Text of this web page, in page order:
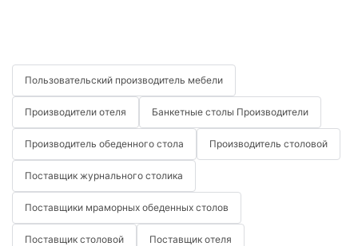
Пользовательский производитель мебели
Производители отеля Банкетные столы Производители
Производитель обеденного стола Производитель столовой
Поставщик журнального столика
Поставщики мраморных обеденных столов
Поставщик столовой Поставщик отеля